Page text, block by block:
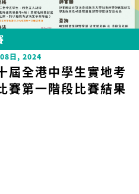
日, 2024
屆全港中學生實地考
賽第一階段比賽結果